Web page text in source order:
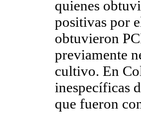
quienes
positivas por
obtuvieron
previamente
cultivo. En
inespecíficas
que fueron